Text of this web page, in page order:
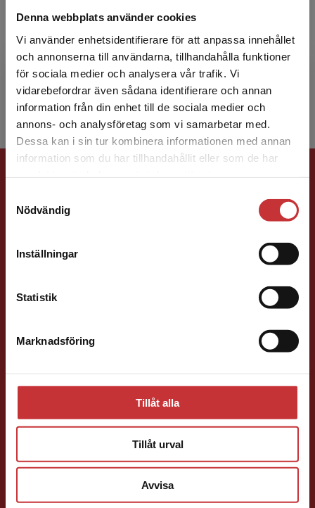
Denna webbplats använder cookies
Vi använder enhetsidentifierare för att anpassa innehållet
och annonserna till användarna, tillhandahålla funktioner
för sociala medier och analysera vår trafik. Vi
vidarebefordrar även sådana identifierare och annan
information från din enhet till de sociala medier och
annons- och analysföretag som vi samarbetar med.
Dessa kan i sin tur kombinera informationen med annan
information som du har tillhandahållit eller som de har
Nödvändig
Inställningar
Statistik
Marknadsföring
Tillåt alla
Tillåt urval
Avvisa
Begränsad fraktregion
Det verkar som att du besöker
studentlitteratur.se via en enhet utanför Sverige.
Vi erbjuder inte leveranser utanför Sverige. För
att kunna slutföra ett köp måste
Maria Fors Brandebo är fil.dr i psykologi samt
docent och universitetslektor i ledarskap under
påfrestande förhållanden vid
Försvarshögskolan. Hon ...
Förlagskontakt
Psykologi, Socialt arbete, Skolledning
E-post
Susanne Borg-Törn